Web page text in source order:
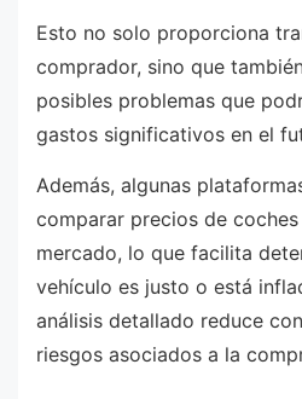
Esto no solo proporciona
comprador, sino que
posibles problemas que
gastos significativos en el
Además, algunas
comparar precios de
mercado, lo que facilita
vehículo es justo o está
análisis detallado reduce
riesgos asociados a la